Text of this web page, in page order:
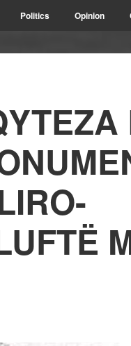
Politics Opinion